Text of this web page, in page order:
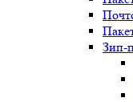
Зип-